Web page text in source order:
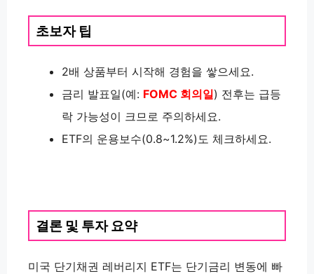
초보자 팁
2배 상품부터 시작해 경험을 쌓으세요.
금리 발표일(예: FOMC 회의일) 전후는 급등
락 가능성이 크므로 주의하세요.
ETF의 운용보수(0.8~1.2%)도 체크하세요.
결론 및 투자 요약
미국 단기채권 레버리지 ETF는 단기금리 변동에 빠